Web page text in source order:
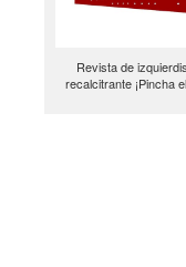
Revista de
recalcitrante ¡Pincha